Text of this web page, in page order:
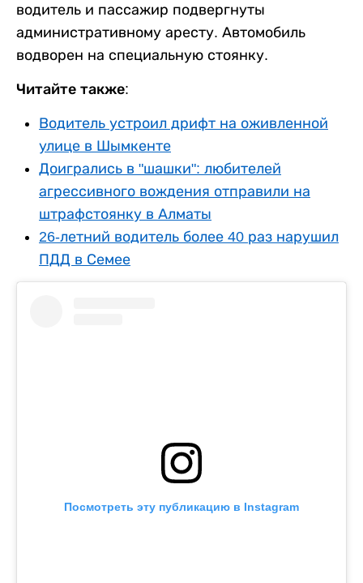
водитель и пассажир подвергнуты
административному аресту. Автомобиль
водворен на специальную стоянку.
Читайте также:
Водитель устроил дрифт на оживленной
улице в Шымкенте
Доигрались в "шашки": любителей
агрессивного вождения отправили на
штрафстоянку в Алматы
26-летний водитель более 40 раз нарушил
ПДД в Семее
Посмотреть эту публикацию в Instagram